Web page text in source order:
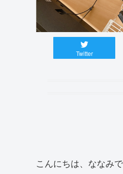
Twitter
こんにちは、ななみで